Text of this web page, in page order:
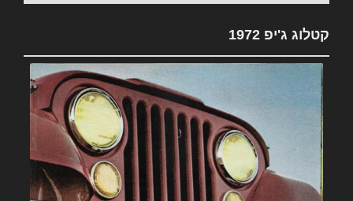
קטלוג ג'יפ 1972